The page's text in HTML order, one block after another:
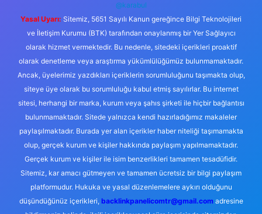
@karabul
Yasal Uyarı: Sitemiz, 5651 Sayılı Kanun gereğince Bilgi Teknolojileri
ve İletişim Kurumu (BTK) tarafından onaylanmış bir Yer Sağlayıcı
olarak hizmet vermektedir. Bu nedenle, sitedeki içerikleri proaktif
olarak denetleme veya araştırma yükümlülüğümüz bulunmamaktadır.
Ancak, üyelerimiz yazdıkları içeriklerin sorumluluğunu taşımakta olup,
siteye üye olarak bu sorumluluğu kabul etmiş sayılırlar. Bu internet
sitesi, herhangi bir marka, kurum veya şahıs şirketi ile hiçbir bağlantısı
bulunmamaktadır. Sitede yalnızca kendi hazırladığımız makaleler
paylaşılmaktadır. Burada yer alan içerikler haber niteliği taşımamakta
olup, gerçek kurum ve kişiler hakkında paylaşım yapılmamaktadır.
Gerçek kurum ve kişiler ile isim benzerlikleri tamamen tesadüfidir.
Sitemiz, kar amacı gütmeyen ve tamamen ücretsiz bir bilgi paylaşım
platformudur. Hukuka ve yasal düzenlemelere aykırı olduğunu
düşündüğünüz içerikleri, backlinkpanelicomtr@gmail.comadresine